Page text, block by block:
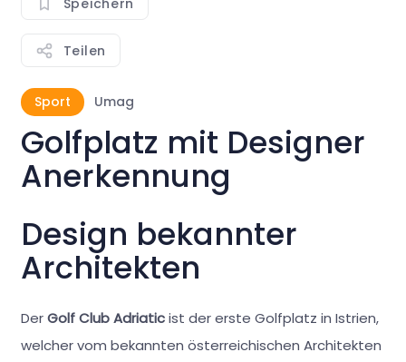
Teilen
Sport Umag
Golfplatz mit Designer
Anerkennung
Design bekannter
Architekten
DerGolf Club Adriaticist der erste Golfplatz in Istrien,
welcher vom bekannten österreichischen Architekten